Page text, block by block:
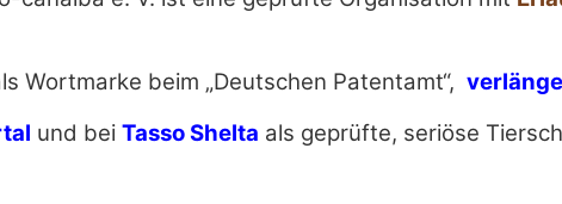
Wortmarke beim „Deutschen Patentamt“,
und bei Tasso Shelta als geprüfte, seriöse